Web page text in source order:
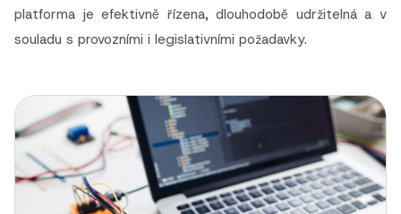
platforma je efektivně řízena, dlouhodobě udržitelná a v
souladu s provozními i legislativními požadavky.